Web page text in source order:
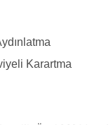
Karartma